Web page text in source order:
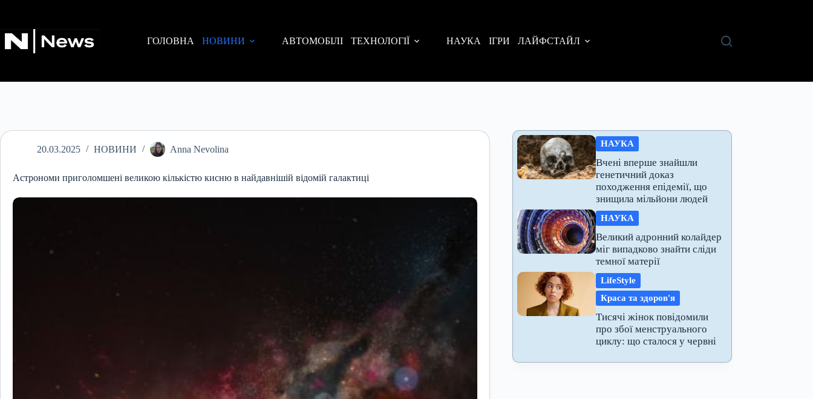
ГОЛОВНА
НОВИНИ АВТОМОБІЛІ ТЕХНОЛОГІЇ НАУКА ІГРИ ЛАЙФСТАЙЛ
20.03.2025 НОВИНИ Anna Nevolina
Астрономи приголомшені великою кількістю кисню в найдавнішій відомій галактиці
НАУКА
Вчені вперше знайшли
генетичний доказ
походження епідемії, що
знищила мільйони людей
НАУКА
Великий адронний колайдер
міг випадково знайти сліди
темної матерії
LifeStyle
Краса та здоров'я
Тисячі жінок повідомили
про збої менструального
циклу: що сталося у червні